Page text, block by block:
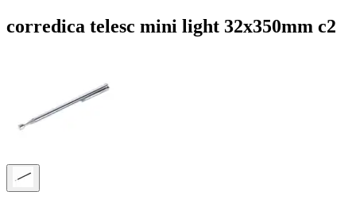
corredica telesc mini light 32x350mm c2